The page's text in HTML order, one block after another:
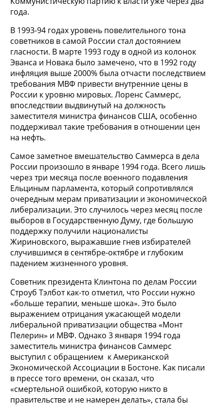
года.
В 1993-94 годах уровень повелительного тона
советников в самой России стал достоянием
гласности. В марте 1993 году в одной из колонок
Эванса и Новака было замечено, что в 1992 году
инфляция выше 2000% была отчасти последствием
требования МВФ привести внутренние цены в
России к уровню мировых. Лоренс Саммерс,
впоследствии выдвинутый на должность
заместителя министра финансов США, особенно
поддерживал такие требования в отношении цен
на нефть.
Самое заметное вмешательство Саммерса в дела
России произошло в январе 1994 года. Всего лишь
через три месяца после военного подавления
Ельциным парламента, который сопротивлялся
очередным мерам приватизации и экономической
либерализации. Это случилось через месяц после
выборов в Государственную Думу, где большую
поддержку получили националисты
Жириновского, выражавшие гнев избирателей
случившимся в сентябре-октябре и глубоким
падением жизненного уровня.
Советник президента Клинтона по делам России
Строуб Тэлбот как-то отметил, что России нужно
«больше терапии, меньше шока». Это было
выражением отрицания ужасающей модели
либеральной приватизации общества «Монт
Пелерин» и МВФ. Однако 3 января 1994 года
заместитель министра финансов Саммерс
выступил с обращением к Американской
Экономической Ассоциации в Бостоне. Как писали
в прессе того времени, он сказал, что
«смертельной ошибкой, которую никто в
правительстве и не намерен делать», стала бы